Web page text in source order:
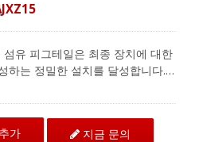
유 피그테일은 최종 장치에 대한
하는 정밀한 설치를 달성합니다.
블링을 위해 공간을 절약합니다.
EIA-568-B.3 표준을 충족하며 섬
을 최상의 성능으로 제공합니다.
가 지금 문의